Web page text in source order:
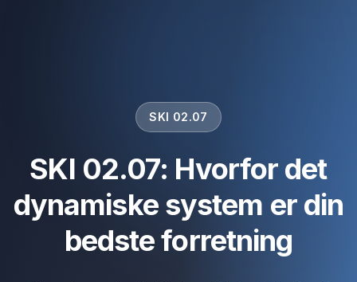
SKI 02.07
SKI 02.07: Hvorfor det
dynamiske system er din
bedste forretning